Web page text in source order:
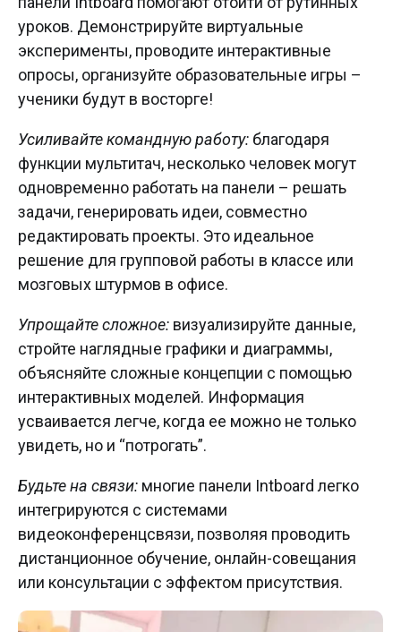
уроков. Демонстрируйте виртуальные
эксперименты, проводите интерактивные
опросы, организуйте образовательные игры –
ученики будут в восторге!
Усиливайте командную работу: благодаря
функции мультитач, несколько человек могут
одновременно работать на панели – решать
задачи, генерировать идеи, совместно
редактировать проекты. Это идеальное
решение для групповой работы в классе или
мозговых штурмов в офисе.
Упрощайте сложное: визуализируйте данные,
стройте наглядные графики и диаграммы,
объясняйте сложные концепции с помощью
интерактивных моделей. Информация
усваивается легче, когда ее можно не только
увидеть, но и “потрогать”.
Будьте на связи: многие панели Intboard легко
интегрируются с системами
видеоконференцсвязи, позволяя проводить
дистанционное обучение, онлайн-совещания
или консультации с эффектом присутствия.